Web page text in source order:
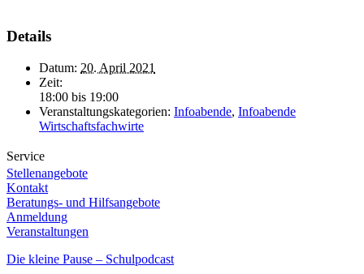
Details
Datum: 20. April 2021
Zeit:
18:00 bis 19:00
Veranstaltungskategorien: Infoabende, Infoabende
Wirtschaftsfachwirte
Service
Stellenangebote
Kontakt
Beratungs- und Hilfsangebote
Anmeldung
Veranstaltungen
Die kleine Pause – Schulpodcast